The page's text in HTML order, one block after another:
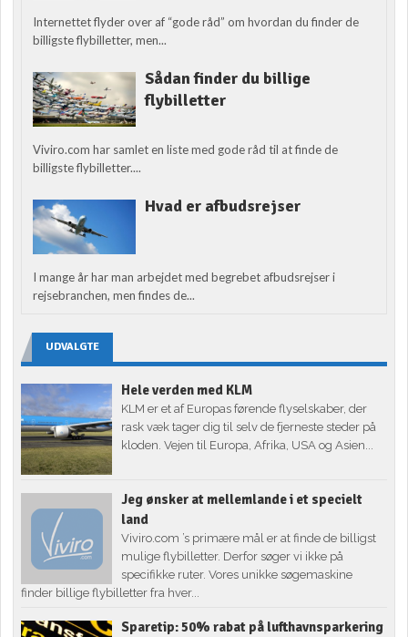
Internettet flyder over af “gode råd” om hvordan du finder de
billigste flybilletter, men...
Sådan finder du billige
flybilletter
Viviro.com har samlet en liste med gode råd til at finde de
billigste flybilletter....
Hvad er afbudsrejser
I mange år har man arbejdet med begrebet afbudsrejser i
rejsebranchen, men findes de...
UDVALGTE
Hele verden med KLM
KLM er et af Europas førende flyselskaber, der
rask væk tager dig til selv de fjerneste steder på
kloden. Vejen til Europa, Afrika, USA og Asien...
Jeg ønsker at mellemlande i et specielt
land
Viviro.com ’s primære mål er at finde de billigst
mulige flybilletter. Derfor søger vi ikke på
specifikke ruter. Vores unikke søgemaskine
finder billige flybilletter fra hver...
Sparetip: 50% rabat på lufthavnsparkering